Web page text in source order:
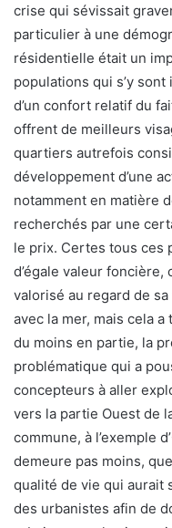
crise qui sévissait
particulier à une
résidentielle était un
populations qui s’y
d’un confort relatif du
offrent de meilleurs
quartiers autrefois
développement d’une
notamment en matière
recherchés par une
le prix. Certes tous ces
d’égale valeur
valorisé au regard de
avec la mer, mais cela
du moins en partie, la
problématique qui a
concepteurs à aller
vers la partie Ouest de
commune, à l’exemple
demeure pas moins,
qualité de vie qui aurait
des urbanistes afin de